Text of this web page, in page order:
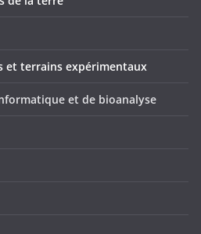
et terrains expérimentaux
et de bioanalyse